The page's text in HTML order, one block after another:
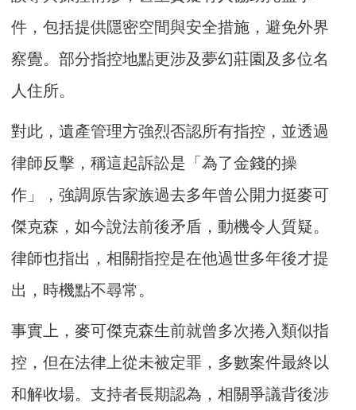
件，包括提供隱密空間與安全措施，避免外界
察覺。部分指控地點更涉及夢幻莊園及多位名
人住所。
對此，遺產管理方強烈否認所有指控，並透過
律師反擊，稱這起訴訟是「為了金錢的操
作」，強調原告家族過去多年曾公開力挺麥可
傑克森，如今說法前後矛盾，動機令人質疑。
律師也指出，相關指控是在他過世多年後才提
出，時機點不尋常。
事實上，麥可傑克森生前就曾多次捲入類似指
控，但在法律上從未被定罪，多數案件最終以
和解收場。支持者長期認為，相關爭議背後涉